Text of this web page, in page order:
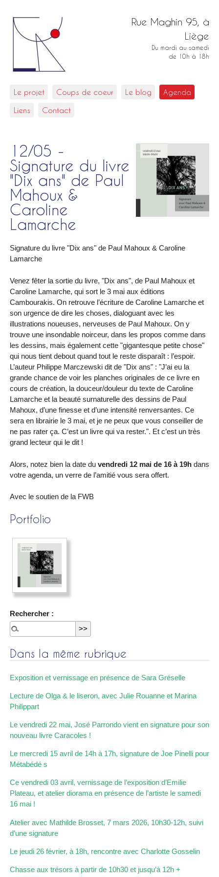
Rue Maghin 95, à
Liège
Du mardi au samedi
de 10h à 18h
Le projet Coups de coeur Le blog Agenda
Liens Contact
12/05 -
Signature du livre
"Dix ans" de Paul
Mahoux &
Caroline
Lamarche
Signature du livre "Dix ans" de Paul Mahoux & Caroline
Lamarche
Venez fêter la sortie du livre, "Dix ans", de Paul Mahoux et
Caroline Lamarche, qui sort le 3 mai aux éditions
Cambourakis. On retrouve l’écriture de Caroline Lamarche et
son urgence de dire les choses, dialoguant avec les
illustrations noueuses, nerveuses de Paul Mahoux. On y
trouve une insondable noirceur, dans les propos comme dans
les dessins, mais également cette "gigantesque petite chose"
qui nous tient debout quand tout le reste disparaît : l’espoir.
L’auteur Philippe Marczewski dit de "Dix ans" : "J’ai eu la
grande chance de voir les planches originales de ce livre en
cours de création, la douceur/douleur du texte de Caroline
Lamarche et la beauté surnaturelle des dessins de Paul
Mahoux, d’une finesse et d’une intensité renversantes. Ce
sera en librairie le 3 mai, et je ne peux que vous conseiller de
ne pas rater ça. C’est un livre qui va rester.". Et c’est un très
grand lecteur qui le dit !
Alors, notez bien la date du vendredi 12 mai de 16 à 19h dans
votre agenda, un verre de l’amitié vous sera offert.
Avec le soutien de la FWB
Portfolio
Rechercher :
Dans la même rubrique
Exposition et vernissage en présence de Sara Gréselle
Lecture de Olga & le liseron, avec Julie Rouanne et Marina
Philippart
Le vendredi 22 mai, José Parrondo vient en signature pour son
nouveau livre Caracoles !
Le mercredi 15 avril de 14h à 17h, signature de Joe Pinelli pour
Métabédé s
Ce vendredi 03 avril, vernissage de l’exposition d’Emilie
Plateau, et atelier diorama en présence de l’artiste le samedi
16 mai !
Atelier avec Mathilde Brosset, 7 mars 2026, 10h30-12h, suivi
d’une signature
Le jeudi 26 février, à 18h, rencontre avec Charlotte Gosselin
Chasse aux trésors à partir de 10h30 et jusqu’à 12h +